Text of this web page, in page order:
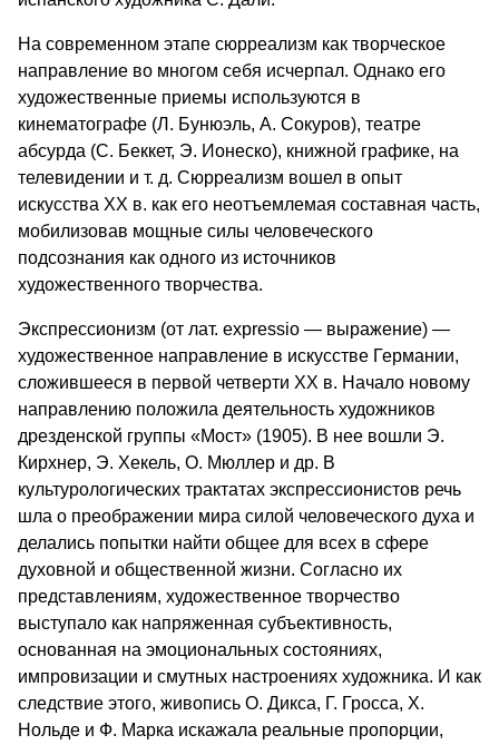
На современном этапе сюрреализм как творческое
направление во многом себя исчерпал. Однако его
художественные приемы используются в
кинематографе (Л. Бунюэль, А. Сокуров), театре
абсурда (С. Беккет, Э. Ионеско), книжной графике, на
телевидении и т. д. Сюрреализм вошел в опыт
искусства XX в. как его неотъемлемая составная часть,
мобилизовав мощные силы человеческого
подсознания как одного из источников
художественного творчества.
Экспрессионизм (от лат. expressio — выражение) —
художественное направление в искусстве Германии,
сложившееся в первой четверти XX в. Начало новому
направлению положила деятельность художников
дрезденской группы «Мост» (1905). В нее вошли Э.
Кирхнер, Э. Хекель, О. Мюллер и др. В
культурологических трактатах экспрессионистов речь
шла о преображении мира силой человеческого духа и
делались попытки найти общее для всех в сфере
духовной и общественной жизни. Согласно их
представлениям, художественное творчество
выступало как напряженная субъективность,
основанная на эмоциональных состояниях,
импровизации и смутных настроениях художника. И как
следствие этого, живопись О. Дикса, Г. Гросса, X.
Нольде и Ф. Mapка искажала реальные пропорции,